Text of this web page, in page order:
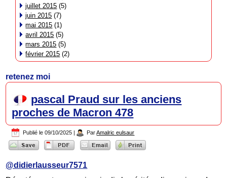
juillet 2015 (5)
juin 2015 (7)
mai 2015 (1)
avril 2015 (5)
mars 2015 (5)
février 2015 (2)
retenez moi
pascal Praud sur les anciens
proches de Macron 478
Publié le 09/10/2025 | Par Amalric eulsaur
@didierlausseur7571